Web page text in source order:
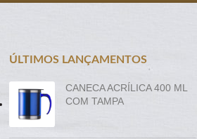
ÚLTIMOS LANÇAMENTOS
CANECA ACRÍLICA 400 ML
COM TAMPA